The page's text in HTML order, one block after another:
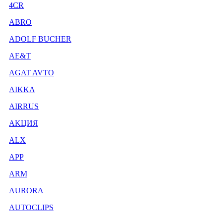
4CR
ABRO
ADOLF BUCHER
AE&T
AGAT AVTO
AIKKA
AIRRUS
AKЦИЯ
ALX
APP
ARM
AURORA
AUTOCLIPS